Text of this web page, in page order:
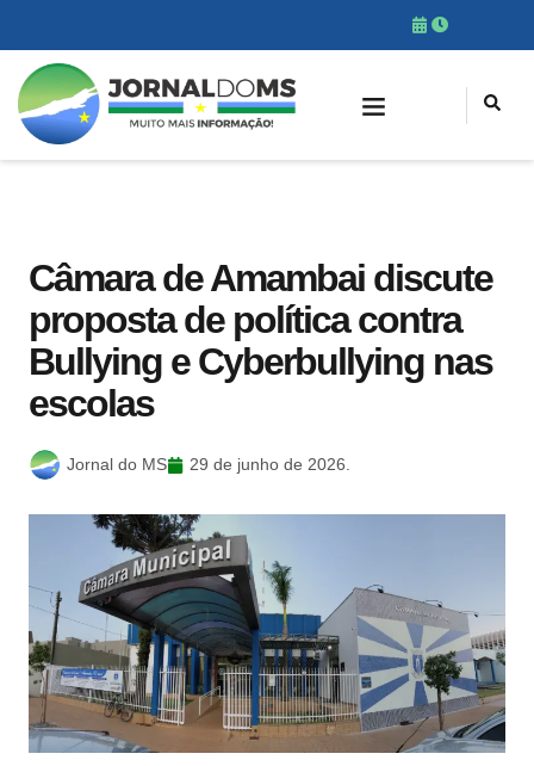
Câmara de Amambai discute
proposta de política contra
Bullying e Cyberbullying nas
escolas
Jornal do MS 29 de junho de 2026.